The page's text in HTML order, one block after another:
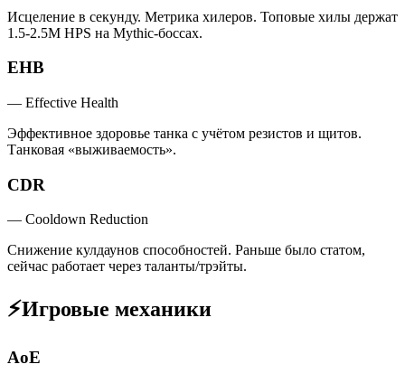
Исцеление в секунду. Метрика хилеров. Топовые хилы держат
1.5-2.5M HPS на Mythic-боссах.
EHB
— Effective Health
Эффективное здоровье танка с учётом резистов и щитов.
Танковая «выживаемость».
CDR
— Cooldown Reduction
Снижение кулдаунов способностей. Раньше было статом,
сейчас работает через таланты/трэйты.
⚡Игровые механики
AoE